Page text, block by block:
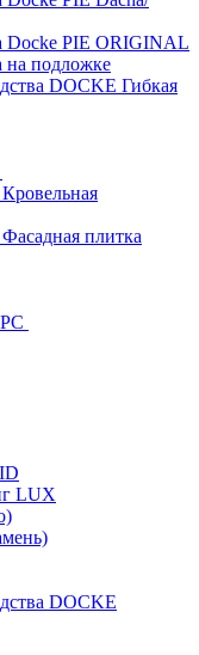
Docke PIE ОRIGINАL
на подложке
DOCKE Гибкая
плитка
LUX
DOCKE